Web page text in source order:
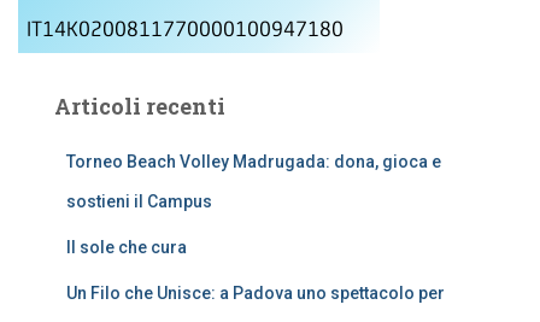
IT14K0200811770000100947180
Articoli recenti
Torneo Beach Volley Madrugada: dona, gioca e
sostieni il Campus
Il sole che cura
Un Filo che Unisce: a Padova uno spettacolo per